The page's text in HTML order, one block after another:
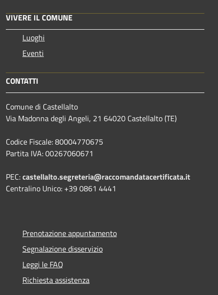
VIVERE IL COMUNE
Luoghi
Eventi
CONTATTI
Comune di Castellalto
Via Madonna degli Angeli, 21 64020 Castellalto (TE)
Codice Fiscale: 80004770675
Partita IVA: 00267060671
PEC:castellalto.segreteria@raccomandatacertificata.it
Centralino Unico: +39 0861 4441
Prenotazione appuntamento
Segnalazione disservizio
Leggi le FAQ
Richiesta assistenza